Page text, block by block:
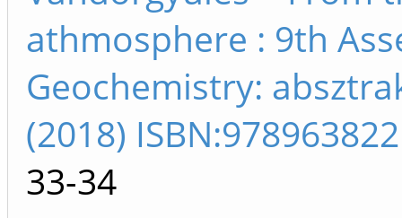
athmosphere : 9th
Geochemistry:
(2018)
33-34